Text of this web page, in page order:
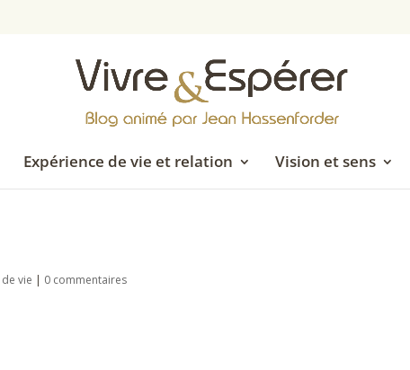
Expérience de vie et relation Vision et sens
vie | 0 commentaires